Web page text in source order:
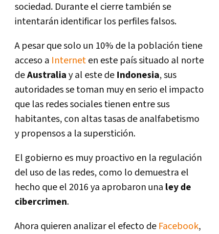
sociedad. Durante el cierre también se
intentarán identificar los perfiles falsos.
A pesar que solo un 10% de la población tiene
acceso a Interneten este paí­s situado al norte
deAustraliay al este de Indonesia, sus
autoridades se toman muy en serio el impacto
que las redes sociales tienen entre sus
habitantes, con altas tasas de analfabetismo
y propensos a la superstición.
El gobierno es muy proactivo en la regulación
del uso de las redes, como lo demuestra el
hecho que el 2016 ya aprobaron una ley de
cibercrimen.
Ahora quieren analizar el efecto de Facebook,